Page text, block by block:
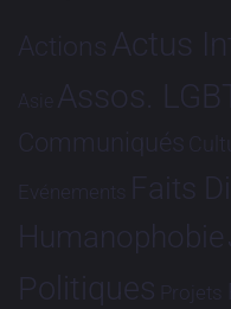
Actions Actus
Asie Assos.
Communiqués
Evénements Faits
Humanophobie
Politiques Projets